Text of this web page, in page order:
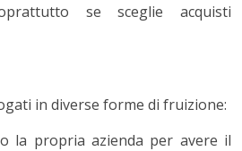
se sceglie acquisti
in diverse forme di fruizione:
la propria azienda per avere il